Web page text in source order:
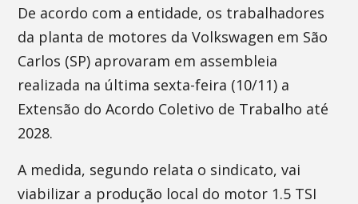
De acordo com a entidade, os trabalhadores
da planta de motores da Volkswagen em São
Carlos (SP) aprovaram em assembleia
realizada na última sexta-feira (10/11) a
Extensão do Acordo Coletivo de Trabalho até
2028.
A medida, segundo relata o sindicato, vai
viabilizar a produção local do motor 1.5 TSI